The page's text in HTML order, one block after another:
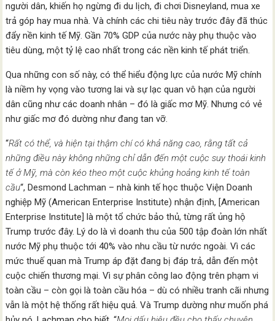
người dân, khiến họ ngừng đi du lịch, đi chơi Disneyland, mua xe
trả góp hay mua nhà. Và chính các chi tiêu này trước đây đã thúc
đẩy nền kinh tế Mỹ. Gần 70% GDP của nước này phụ thuộc vào
tiêu dùng, một tỷ lệ cao nhất trong các nền kinh tế phát triển.
Qua những con số này, có thể hiểu động lực của nước Mỹ chính
là niềm hy vọng vào tương lai và sự lạc quan vô hạn của người
dân cũng như các doanh nhân – đó là giấc mơ Mỹ. Nhưng có vẻ
như giấc mơ đó dường như đang tan vỡ.
“Rất có thể, và hiện tại thậm chí có khả năng cao, rằng tất cả
những điều này không những chỉ dẫn đến một cuộc suy thoái kinh
tế ở Mỹ, mà còn kéo theo một cuộc khủng hoảng kinh tế toàn
cầu“, Desmond Lachman – nhà kinh tế học thuộc Viện Doanh
nghiệp Mỹ (American Enterprise Institute) nhận định, [American
Enterprise Institute] là một tổ chức bảo thủ, từng rất ủng hộ
Trump trước đây. Lý do là vì doanh thu của 500 tập đoàn lớn nhất
nước Mỹ phụ thuộc tới 40% vào nhu cầu từ nước ngoài. Vì các
mức thuế quan mà Trump áp đặt đang bị đáp trả, dẫn đến một
cuộc chiến thương mại. Vì sự phân công lao động trên phạm vi
toàn cầu – còn gọi là toàn cầu hóa – dù có nhiều tranh cãi nhưng
vẫn là một hệ thống rất hiệu quả. Và Trump dường như muốn phá